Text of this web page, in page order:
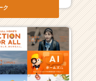
ク